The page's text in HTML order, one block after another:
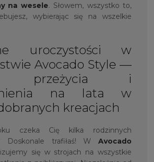
na wesele. Słowem, wszystko to,
wybierając się na wszelkie
uroczystości w
Avocado Style —
przeżycia i
na lata w
kreacjach
czeka Cię kilka rodzinnych
Doskonale trafiłaś! WAvocado
się w strojach na wszystkie